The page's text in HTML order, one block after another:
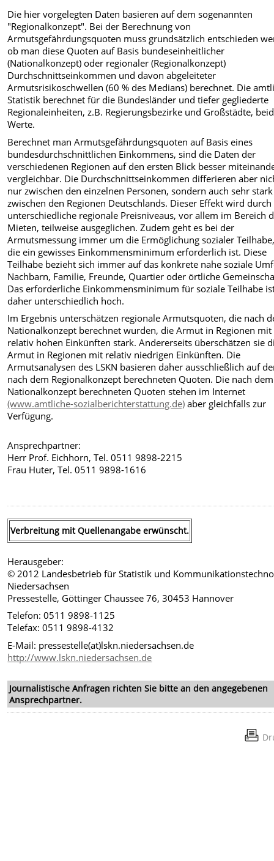
Die hier vorgelegten Daten basieren auf dem sogenannten
"Regionalkonzept". Bei der Berechnung von
Armutsgefährdungsquoten muss grundsätzlich entschieden
ob man diese Quoten auf Basis bundeseinheitlicher
(Nationalkonzept) oder regionaler (Regionalkonzept)
Durchschnittseinkommen und davon abgeleiteter
Armutsrisikoschwellen (60 % des Medians) berechnet. Die
Statistik berechnet für die Bundesländer und tiefer gegliederte
Regionaleinheiten, z.B. Regierungsbezirke und Großstädte,
Werte.
Berechnet man Armutsgefährdungsquoten auf Basis eines
bundesdurchschnittlichen Einkommens, sind die Daten der
verschiedenen Regionen auf den ersten Blick besser
vergleichbar. Die Durchschnittseinkommen differieren aber
nur zwischen den einzelnen Personen, sondern auch sehr stark
zwischen den Regionen Deutschlands. Dieser Effekt wird durch
unterschiedliche regionale Preisniveaus, vor allem im Bereich
Mieten, teilweise ausgeglichen. Zudem geht es bei der
Armutsmessung immer um die Ermöglichung sozialer
die ein gewisses Einkommensminimum erforderlich ist. Diese
Teilhabe bezieht sich immer auf das konkrete nahe soziale
Nachbarn, Familie, Freunde, Quartier oder örtliche
Das erforderliche Einkommensminimum für soziale Teilhabe
daher unterschiedlich hoch.
Im Ergebnis unterschätzen regionale Armutsquoten, die nach
Nationalkonzept berechnet wurden, die Armut in Regionen mit
relativ hohen Einkünften stark. Andererseits überschätzen sie
Armut in Regionen mit relativ niedrigen Einkünften. Die
Armutsanalysen des LSKN basieren daher ausschließlich auf
nach dem Regionalkonzept berechneten Quoten. Die nach dem
Nationalkonzept berechneten Quoten stehen im Internet
(www.amtliche-sozialberichterstattung.de) aber gleichfalls zur
Verfügung.
Ansprechpartner:
Herr Prof. Eichhorn, Tel. 0511 9898-2215
Frau Huter, Tel. 0511 9898-1616
Verbreitung mit Quellenangabe erwünscht.
Herausgeber:
© 2012 Landesbetrieb für Statistik und
Niedersachsen
Pressestelle, Göttinger Chaussee 76, 30453 Hannover
Telefon: 0511 9898-1125
Telefax: 0511 9898-4132
E-Mail: pressestelle(at)lskn.niedersachsen.de
http://www.lskn.niedersachsen.de
Journalistische Anfragen richten Sie bitte an den angegebenen
Ansprechpartner.